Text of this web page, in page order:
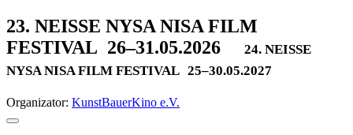
23. NEISSE NYSA NISA FILM
FESTIVAL 26–31.05.2026
24. NEISSE
NYSA NISA FILM FESTIVAL 25–30.05.2027
Organizator: KunstBauerKino e.V.